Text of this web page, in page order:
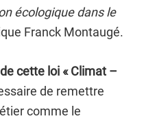
écologique dans le
Franck Montaugé.
cette loi « Climat –
de remettre
comme le